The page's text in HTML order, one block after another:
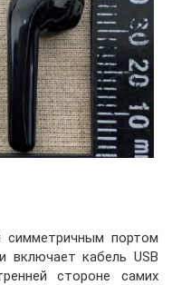
портом
включает кабель USB
стороне самих